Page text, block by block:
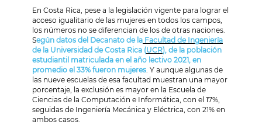
En Costa Rica, pese a la legislación vigente para lograr el
acceso igualitario de las mujeres en todos los campos,
los números no se diferencian de los de otras naciones.
Según datos del Decanato de la Facultad de Ingeniería
de la Universidad de Costa Rica (UCR), de la población
estudiantil matriculada en el año lectivo 2021, en
promedio el 33% fueron mujeres. Y aunque algunas de
las nueve escuelas de esa facultad muestran una mayor
porcentaje, la exclusión es mayor en la Escuela de
Ciencias de la Computación e Informática, con el 17%,
seguidas de Ingeniería Mecánica y Eléctrica, con 21% en
ambos casos.